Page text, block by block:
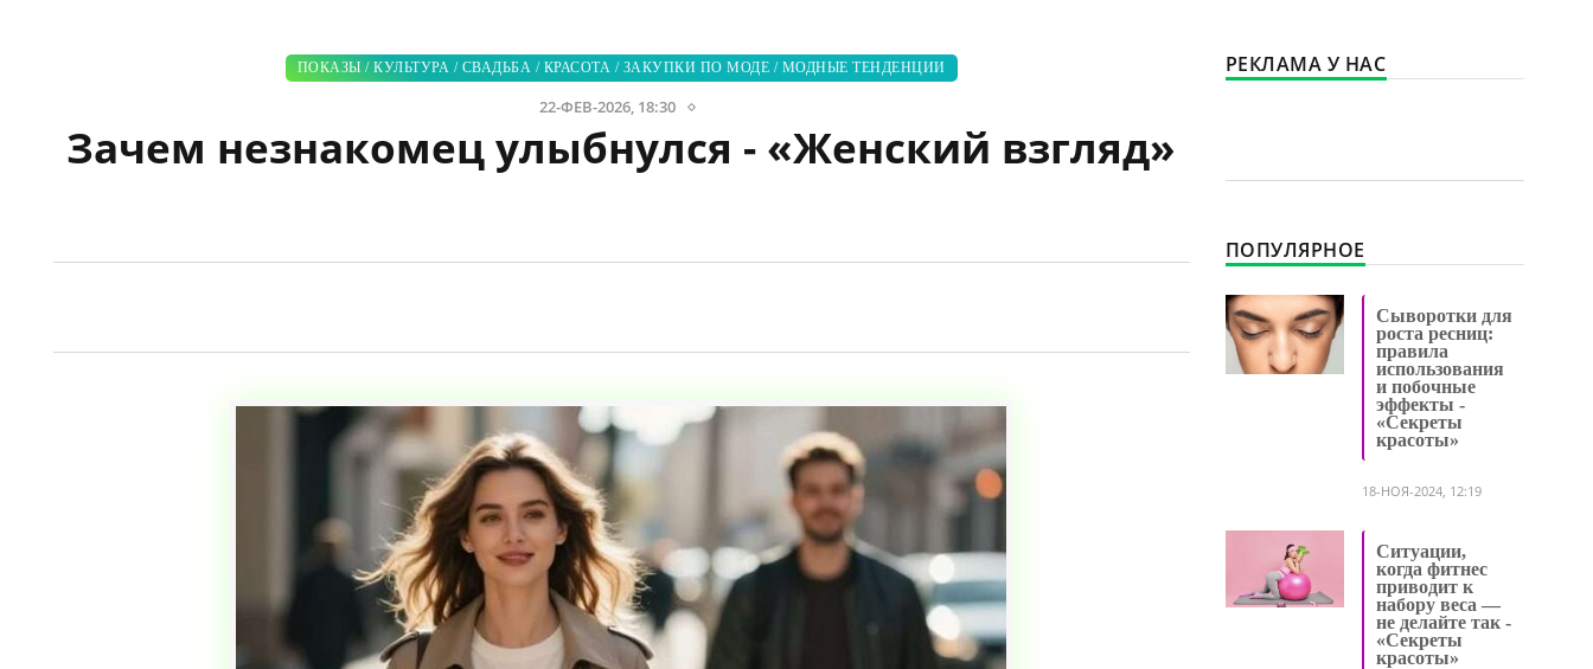
ПОКАЗЫ /КУЛЬТУРА / СВАДЬБА / КРАСОТА / ЗАКУПКИ ПО МОДЕ / МОДНЫЕ ТЕНДЕНЦИИ
22-ФЕВ-2026, 18:30
Зачем незнакомец улыбнулся - «Женский взгляд»
РЕКЛАМА У НАС
ПОПУЛЯРНОЕ
Сыворотки для
роста ресниц:
правила
использования
и побочные
эффекты -
«Секреты
красоты»
18-НОЯ-2024, 12:19
Ситуации,
когда фитнес
приводит к
набору веса —
не делайте так -
«Секреты
красоты»